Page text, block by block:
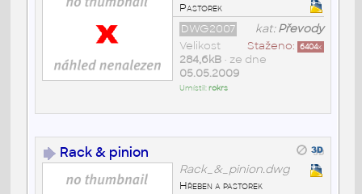
Pastorek
kat:Převody
DWG2007
Staženo: 6404x
Velikost
284,6kB• ze dne
05.05.2009
Umístil:rokrs
Rack & pinion
Rack_&_pinion.dwg
Hřeben a pastorek